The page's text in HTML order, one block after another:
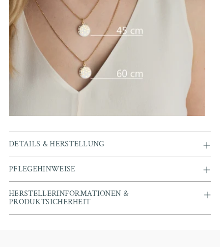
DETAILS & HERSTELLUNG
PFLEGEHINWEISE
HERSTELLERINFORMATIONEN &
PRODUKTSICHERHEIT